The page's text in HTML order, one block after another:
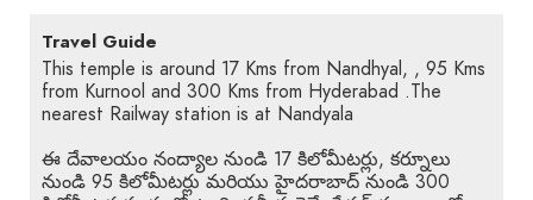
Travel Guide
This temple is around 17 Kms from Nandhyal, , 95 Kms
from Kurnool and 300 Kms from Hyderabad .The
nearest Railway station is at Nandyala
ఈ దేవాలయం నంద్యాల నుండి 17 కిలోమీటర్లు, కర్నూలు
నుండి 95 కిలోమీటర్లు మరియు హైదరాబాద్ నుండి 300